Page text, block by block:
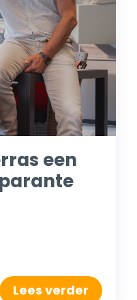
een
Lees verder